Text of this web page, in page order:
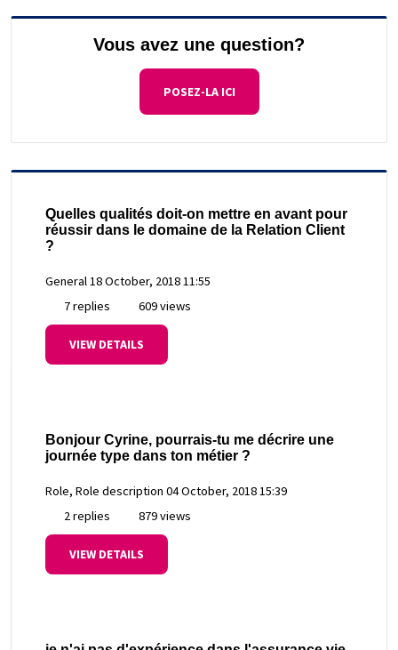
Vous avez une question?
POSEZ-LA ICI
Quelles qualités doit-on mettre en avant pour
réussir dans le domaine de la Relation Client
?
General18 October, 2018 11:55
7 replies
609 views
VIEW DETAILS
Bonjour Cyrine, pourrais-tu me décrire une
journée type dans ton métier ?
Role, Role description 04 October, 2018 15:39
2 replies
879 views
VIEW DETAILS